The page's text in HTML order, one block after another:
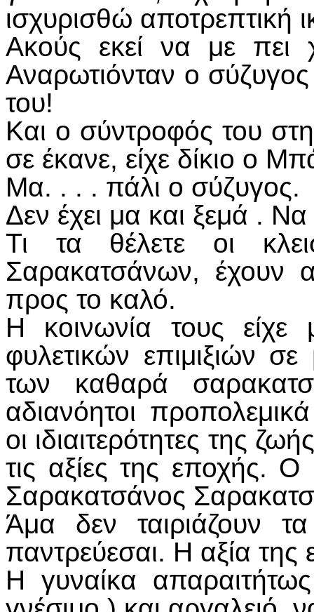
ισχυρισθώ αποτρεπτική
Ακούς εκεί να με
Αναρωτιόνταν ο
του!
Και ο σύντροφός του
σε έκανε, είχε δίκιο ο
Μα. . . . πάλι ο σύζυγος.
Δεν έχει μα και ξεμά . Να
Τι τα θέλετε οι
Σαρακατσάνων, έχουν
προς το καλό.
Η κοινωνία τους
φυλετικών επιμιξιών
των καθαρά
αδιανόητοι
οι ιδιαιτερότητες της
τις αξίες της εποχής.
Σαρακατσάνος
Άμα δεν ταιριάζουν
παντρεύεσαι. Η αξία
Η γυναίκα